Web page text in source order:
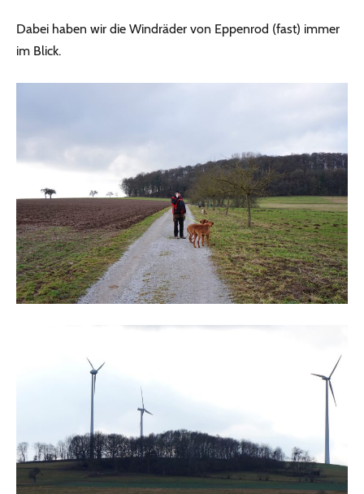
Dabei haben wir die Windräder von Eppenrod (fast) immer
im Blick.